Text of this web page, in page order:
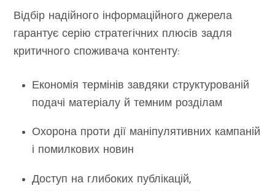
Відбір надійного інформаційного джерела
гарантує серію стратегічних плюсів задля
критичного споживача контенту:
Економія термінів завдяки структурованій
подачі матеріалу й темним розділам
Охорона проти дії маніпулятивних кампаній
і помилкових новин
Доступ на глибоких публікацій,